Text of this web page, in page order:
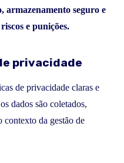
seguro e
e punições.
privacidade
de privacidade claras e
dados são coletados,
contexto da gestão de